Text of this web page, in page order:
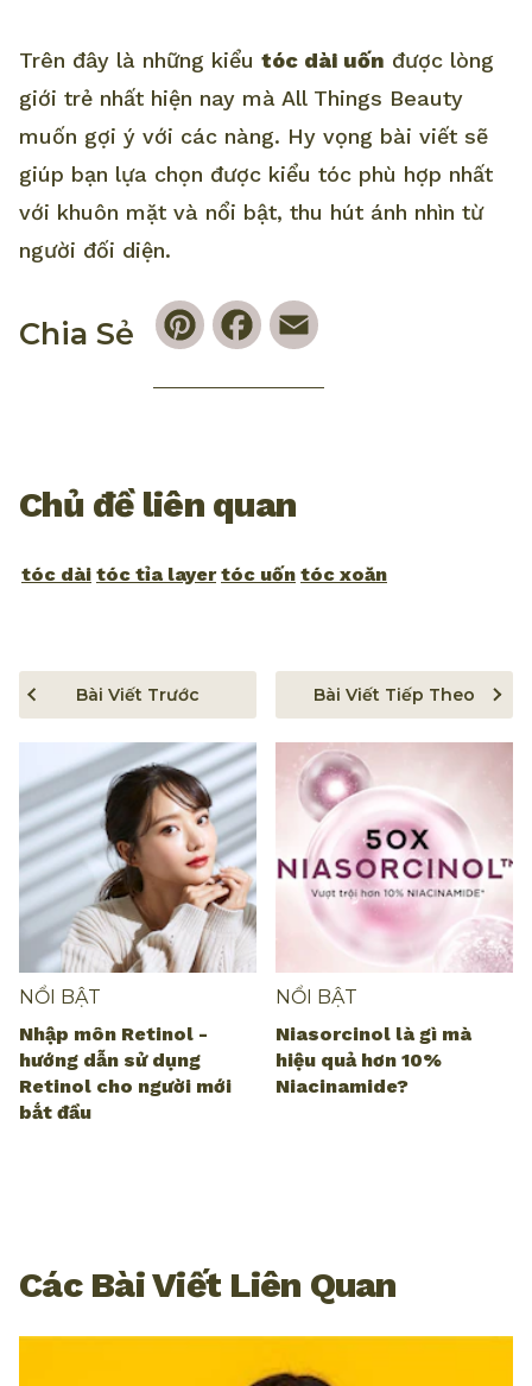
Trên đây là những kiểu tóc dài uốn được lòng
giới trẻ nhất hiện nay mà All Things Beauty
muốn gợi ý với các nàng. Hy vọng bài viết sẽ
giúp bạn lựa chọn được kiểu tóc phù hợp nhất
với khuôn mặt và nổi bật, thu hút ánh nhìn từ
người đối diện.
Chia Sẻ
PinterestFacebook
Chủ đề liên quan
tóc dài tóc tỉa layer tóc uốn tóc xoăn
NỔI BẬT
Nhập môn Retinol -
hướng dẫn sử dụng
Retinol cho người mới
bắt đầu
Bài Viết Trước
NỔI BẬT
Niasorcinol là gì mà
hiệu quả hơn 10%
Niacinamide?
Bài Viết Tiếp Theo
Các Bài Viết Liên Quan